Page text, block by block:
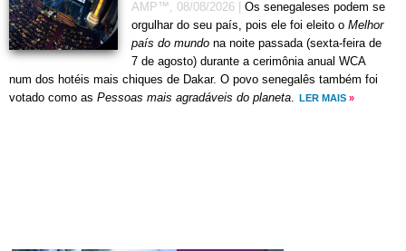
AMP™, 08/08/2026
Os senegaleses podem se
orgulhar do seu país, pois ele foi eleito o Melhor
país do mundo na noite passada (sexta-feira de
7 de agosto) durante a cerimônia anual WCA
num dos hotéis mais chiques de Dakar. O povo senegalês também foi
votado como as Pessoas mais agradáveis do planeta. LER MAIS »